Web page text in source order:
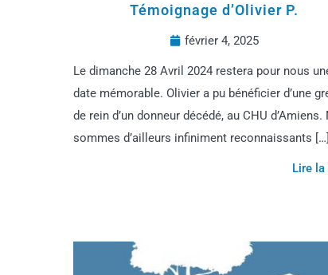
Témoignage d’Olivier P.
février 4, 2025
Le dimanche 28 Avril 2024 restera pour nous
date mémorable. Olivier a pu bénéficier d’une
de rein d’un donneur décédé, au CHU d’Amiens.
sommes d’ailleurs infiniment reconnaissants
Lire